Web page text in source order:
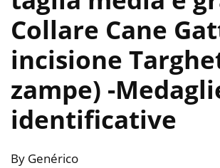
Collare Cane
incisione
zampe) -
identificative
By Genérico